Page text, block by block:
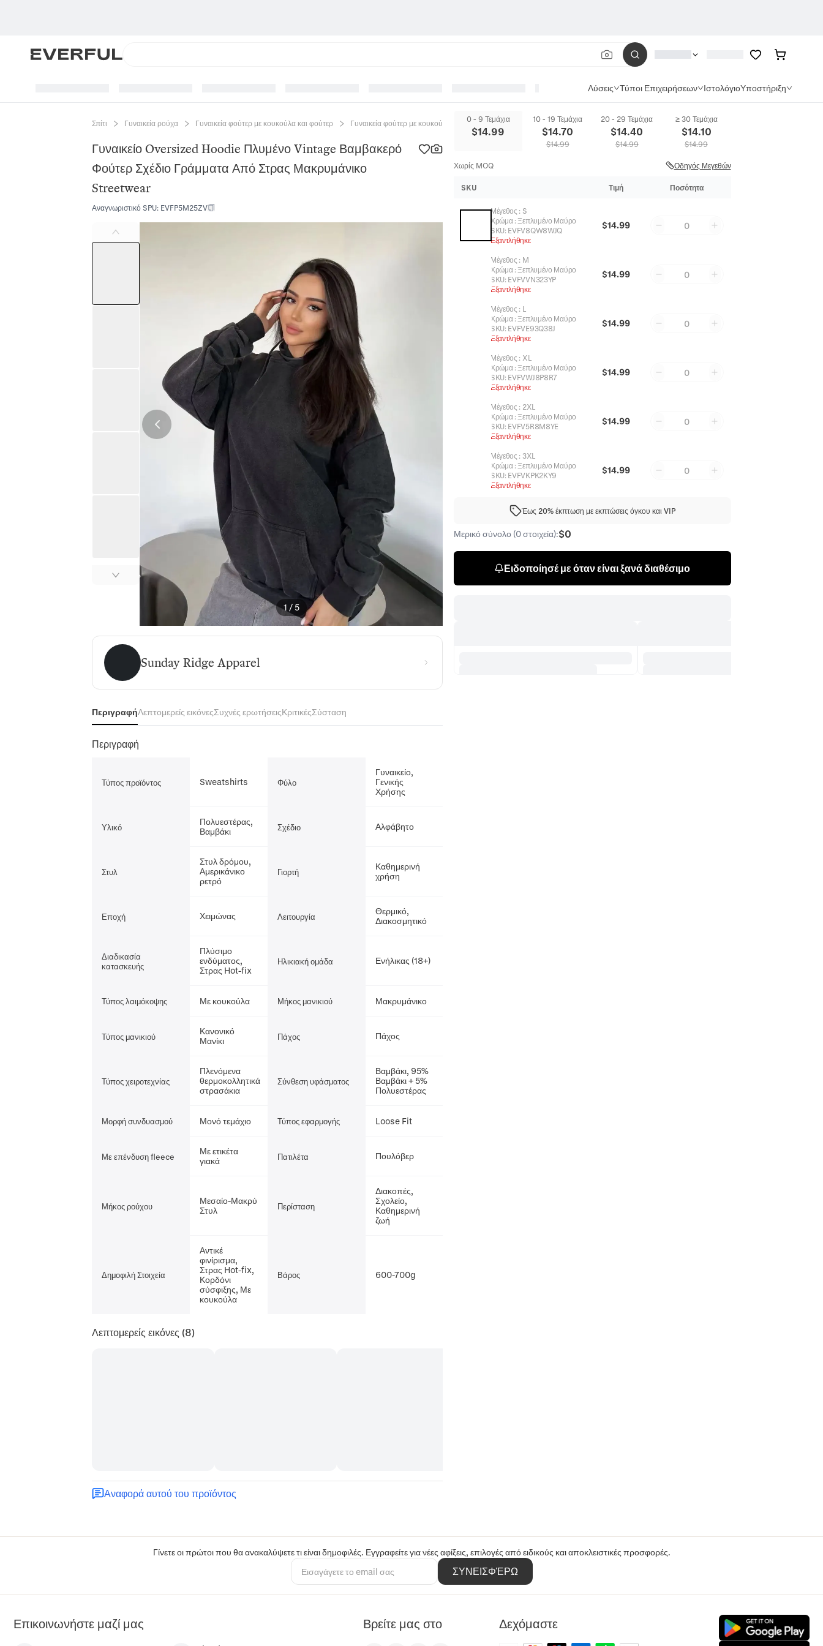
Λύσεις Τύποι Επιχειρήσεων ΙστολόγιοΥποστήριξη
Σπίτι Γυναικεία ρούχα Γυναικεία φούτερ με κουκούλα και φούτερ Γυναικεία φούτερ με κουκούλα Γυναικείο Oversized Hoodie Πλυμένο Vintage Βαμβακερό Φούτερ Σχέδιο Γράμματα Από Στρας
Γυναικείο Oversized Hoodie Πλυμένο Vintage Βαμβακερό
Φούτερ Σχέδιο Γράμματα Από Στρας Μακρυμάνικο
Streetwear
Αναγνωριστικό SPU: EVFP5M25ZV
1 / 5
Sunday Ridge Apparel
Sunday Ridge Apparel
ΠεριγραφήΛεπτομερείς εικόνεςΣυχνές ερωτήσειςΚριτικέςΣύσταση
Περιγραφή
Τύπος προϊόντος Sweatshirts Φύλο
Γυναικείο,
Γενικής
Χρήσης
Υλικό
Πολυεστέρας,
Βαμβάκι
Σχέδιο Αλφάβητο
Στυλ
Στυλ δρόμου,
Αμερικάνικο
ρετρό
Γιορτή
Καθημερινή
χρήση
Εποχή Χειμώνας Λειτουργία
Θερμικό,
Διακοσμητικό
Διαδικασία
κατασκευής
Πλύσιμο
ενδύματος,
Στρας Hot-fix
Ηλικιακή ομάδα Ενήλικας (18+)
Τύπος λαιμόκοψης Με κουκούλα Μήκος μανικιού Μακρυμάνικο
Τύπος μανικιού
Κανονικό
Μανίκι
Πάχος Πάχος
Τύπος χειροτεχνίας
Πλενόμενα
θερμοκολλητικά
στρασάκια
Σύνθεση υφάσματος
Βαμβάκι, 95%
Βαμβάκι + 5%
Πολυεστέρας
Μορφή συνδυασμού Μονό τεμάχιο Τύπος εφαρμογής Loose Fit
Με επένδυση fleece
Με ετικέτα
γιακά
Πατιλέτα Πουλόβερ
Μήκος ρούχου
Μεσαίο-Μακρύ
Στυλ
Περίσταση
Διακοπές,
Σχολείο,
Καθημερινή
ζωή
Δημοφιλή Στοιχεία
Αντικέ
φινίρισμα,
Στρας Hot-fix,
Κορδόνι
σύσφιξης, Με
κουκούλα
Βάρος 600-700g
Λεπτομερείς εικόνες (8)
Αναφορά αυτού του προϊόντος
0 - 9 Τεμάχια
$14.99
10 - 19 Τεμάχια
$14.70
$14.99
20 - 29 Τεμάχια
$14.40
$14.99
≥ 30 Τεμάχια
$14.10
$14.99
Χωρίς MOQ Οδηγός Μεγεθών
SKU Τιμή Ποσότητα
Μέγεθος : S
Χρώμα:Ξεπλυμένο Μαύρο
SKU: EVFV8QW8WJQ
Εξαντλήθηκε
$14.99 0
Μέγεθος : M
Χρώμα:Ξεπλυμένο Μαύρο
SKU: EVFVVN323YP
Εξαντλήθηκε
$14.99 0
Μέγεθος : L
Χρώμα:Ξεπλυμένο Μαύρο
SKU: EVFVE93Q38J
Εξαντλήθηκε
$14.99 0
Μέγεθος : XL
Χρώμα:Ξεπλυμένο Μαύρο
SKU: EVFVWJ8P8R7
Εξαντλήθηκε
$14.99 0
Μέγεθος : 2XL
Χρώμα:Ξεπλυμένο Μαύρο
SKU: EVFV5R8M8YE
Εξαντλήθηκε
$14.99 0
Μέγεθος : 3XL
Χρώμα:Ξεπλυμένο Μαύρο
SKU: EVFVKPK2KY9
Εξαντλήθηκε
$14.99 0
Έως 20% έκπτωση με εκπτώσεις όγκου και VIP
Μερικό σύνολο (0 στοιχεία):$0
Ειδοποίησέ με όταν είναι ξανά διαθέσιμο
Γίνετε οι πρώτοι που θα ανακαλύψετε τι είναι δημοφιλές. Εγγραφείτε για νέες αφίξεις, επιλογές από ειδικούς και αποκλειστικές προσφορές.
ΣΥΝΕΙΣΦΈΡΩ
Επικοινωνήστε μαζί μας Βρείτε μας στο Δεχόμαστε